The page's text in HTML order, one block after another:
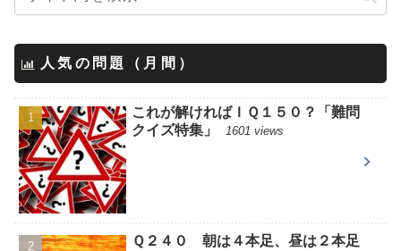
人気の問題（月間）
これが解ければＩＱ１５０？「難問
クイズ特集」
1601 views
Ｑ２４０ 朝は４本足、昼は２本足